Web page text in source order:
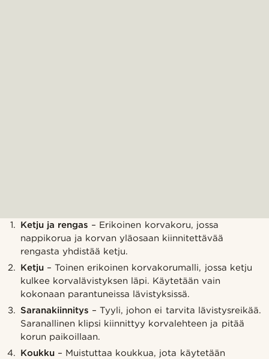
Ketju ja rengas – Erikoinen korvakoru, jossa
nappikorua ja korvan yläosaan kiinnitettävää
rengasta yhdistää ketju.
Ketju – Toinen erikoinen korvakorumalli, jossa ketju
kulkee korvalävistyksen läpi. Käytetään vain
kokonaan parantuneissa lävistyksissä.
Saranakiinnitys – Tyyli, johon ei tarvita lävistysreikää.
Saranallinen klipsi kiinnittyy korvalehteen ja pitää
korun paikoillaan.
Koukku – Muistuttaa koukkua, jota käytetään